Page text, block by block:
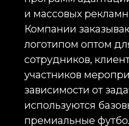
Большим спросом пользуется
Бейсболки используются как
самостоятельный элемент
корпоративного мерча и как
комплектов брендированной
одежды. Они востребованы на
спортивных мероприятиях,
промоакциях и корпоративных
событиях. Качественная